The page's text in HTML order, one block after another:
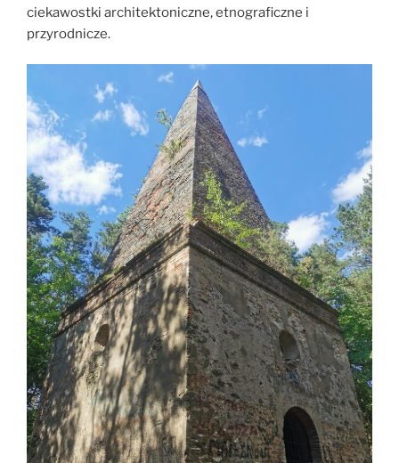
ciekawostki architektoniczne, etnograficzne i
przyrodnicze.